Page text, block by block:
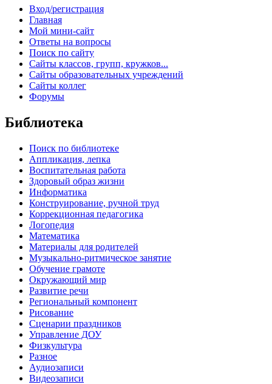
Вход/регистрация
Главная
Мой мини-сайт
Ответы на вопросы
Поиск по сайту
Сайты классов, групп, кружков...
Сайты образовательных учреждений
Сайты коллег
Форумы
Библиотека
Поиск по библиотеке
Аппликация, лепка
Воспитательная работа
Здоровый образ жизни
Информатика
Конструирование, ручной труд
Коррекционная педагогика
Логопедия
Математика
Материалы для родителей
Музыкально-ритмическое занятие
Обучение грамоте
Окружающий мир
Развитие речи
Региональный компонент
Рисование
Сценарии праздников
Управление ДОУ
Физкультура
Разное
Аудиозаписи
Видеозаписи